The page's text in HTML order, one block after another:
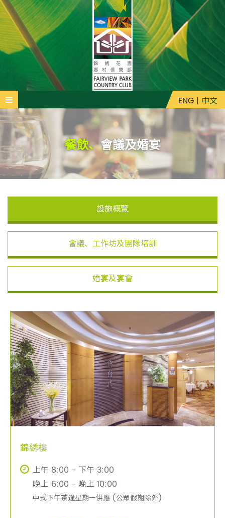
ENG | 中文
餐飲、會議及婚宴
設施概覽
會議、工作坊及團隊培訓
婚宴及宴會
錦綉樓
上午 8:00 - 下午 3:00
晚上 6:00 - 晚上 10:00
中式下午茶逢星期一供應 (公眾假期除外)